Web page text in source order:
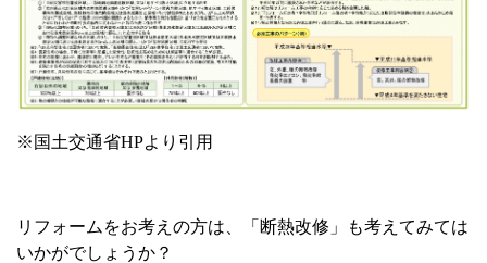
※国土交通省HPより引用
リフォームをお考えの方は、「断熱改修」も考えてみては
いかがでしょうか？